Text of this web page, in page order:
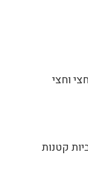
קטנות